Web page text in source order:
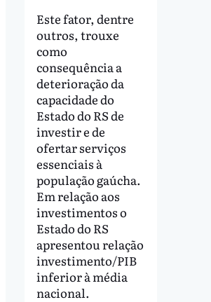
Este fator, dentre
outros, trouxe
como
consequência a
deterioração da
capacidade do
Estado do RS de
investir e de
ofertar serviços
essenciais à
população gaúcha.
Em relação aos
investimentos o
Estado do RS
apresentou relação
investimento/PIB
inferior à média
nacional.